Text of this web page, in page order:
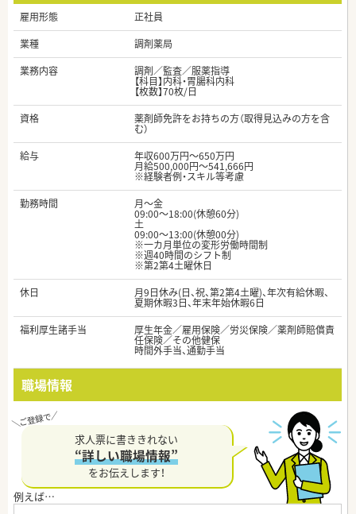
雇用形態
正社員
業種
調剤薬局
業務内容
調剤／監査／服薬指導
【科目】内科・胃腸科内科
【枚数】70枚/日
資格
薬剤師免許をお持ちの方（取得見込みの方を含
む）
給与
年収600万円～650万円
月給500,000円～541,666円
※経験者例・スキル等考慮
勤務時間
月～金
09:00～18:00(休憩60分)
土
09:00～13:00(休憩00分)
※一カ月単位の変形労働時間制
※週40時間のシフト制
※第2第4土曜休日
休日
月9日休み(日、祝、第2第4土曜)、年次有給休暇、
夏期休暇3日、年末年始休暇6日
福利厚生諸手当
厚生年金／雇用保険／労災保険／薬剤師賠償責
任保険／その他健保
時間外手当、通勤手当
職場情報
求人票に書ききれない
“詳しい職場情報”
をお伝えします！